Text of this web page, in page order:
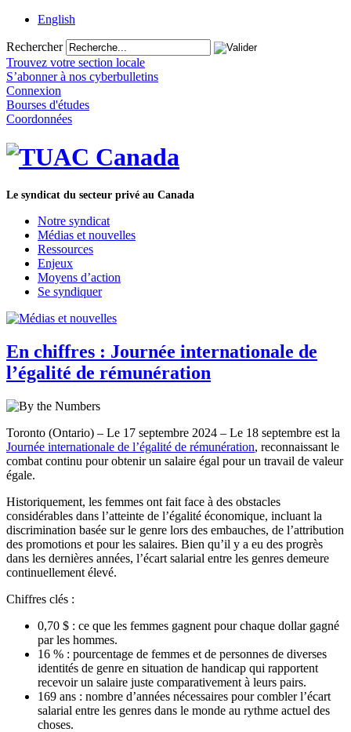
English
Rechercher
Trouvez votre section locale
S’abonner à nos cyberbulletins
Connexion
Bourses d'études
Coordonnées
Le syndicat du secteur privé au Canada
Notre syndicat
Médias et nouvelles
Ressources
Enjeux
Moyens d’action
Se syndiquer
En chiffres : Journée internationale de
l’égalité de rémunération
Toronto (Ontario) – Le 17 septembre 2024 – Le 18 septembre est la
Journée internationale de l’égalité de rémunération, reconnaissant le
combat continu pour obtenir un salaire égal pour un travail de valeur
égale.
Historiquement, les femmes ont fait face à des obstacles
considérables dans l’atteinte de l’égalité économique, incluant la
discrimination basée sur le genre lors des embauches, de l’attribution
des promotions et pour les salaires. Bien qu’il y a eu des progrès
dans les dernières années, l’écart salarial entre les genres demeure
continuellement élevé.
Chiffres clés :
0,70 $ : ce que les femmes gagnent pour chaque dollar gagné
par les hommes.
16 % : pourcentage de femmes et de personnes de diverses
identités de genre en situation de handicap qui rapportent
recevoir un salaire juste comparativement à leurs pairs.
169 ans : nombre d’années nécessaires pour combler l’écart
salarial entre les genres dans le monde au rythme actuel des
choses.